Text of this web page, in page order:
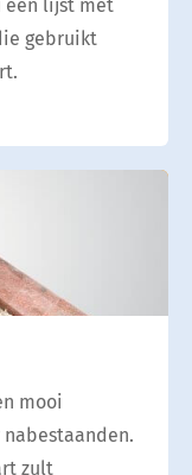
een lijst met
gebruikt
mooi
zult